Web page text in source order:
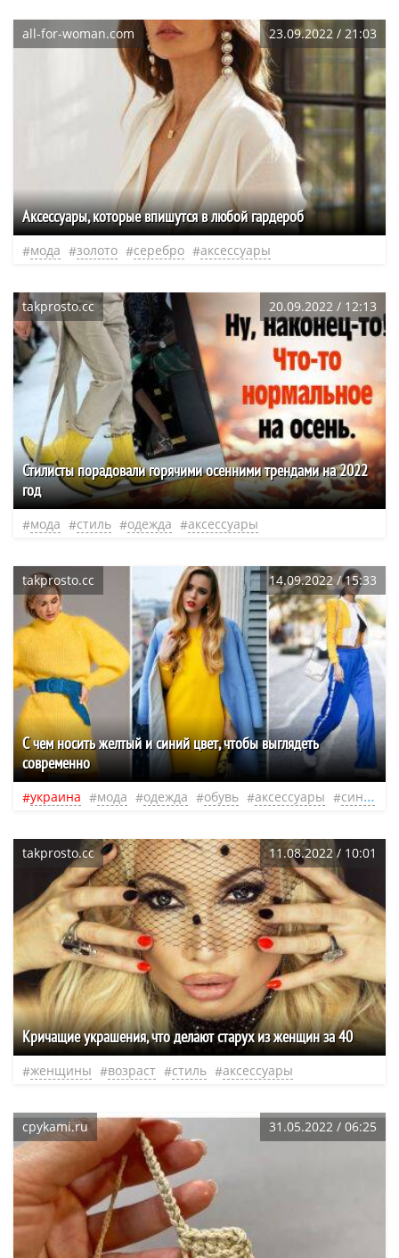
all-for-woman.com 23.09.2022 / 21:03
Аксессуары, которые впишутся в любой гардероб
мода золото серебро аксессуары
takprosto.cc 20.09.2022 / 12:13
Стилисты порадовали горячими осенними трендами на 2022
год
мода стиль одежда аксессуары
takprosto.cc 14.09.2022 / 15:33
С чем носить желтый и синий цвет, чтобы выглядеть
современно
украина мода одежда обувь аксессуары синий
takprosto.cc 11.08.2022 / 10:01
Кричащие украшения, что делают старух из женщин за 40
женщины возраст стиль аксессуары
cpykami.ru 31.05.2022 / 06:25